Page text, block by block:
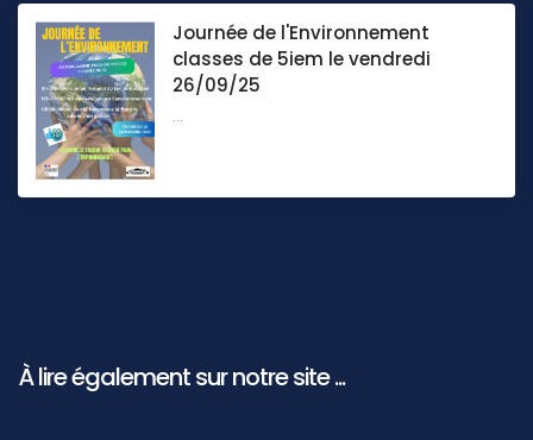
Journée de l'Environnement
classes de 5iem le vendredi
26/09/25
...
À lire également sur notre site ...